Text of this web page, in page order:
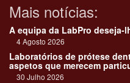
Mais notícias:
A equipa da LabPro deseja-
4 Agosto 2026
Laboratórios de prótese
aspetos que merecem
30 Julho 2026